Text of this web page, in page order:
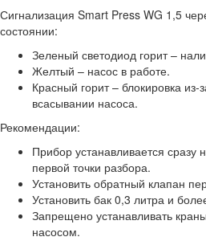
Сигнализация Smart Press WG 1,5
состоянии:
Зеленый светодиод горит –
Желтый – насос в работе.
Красный горит – блокировка из-
всасывании насоса.
Рекомендации:
Прибор устанавливается сразу
первой точки разбора.
Установить обратный клапан
Установить бак 0,3 литра и
Запрещено устанавливать
насосом.